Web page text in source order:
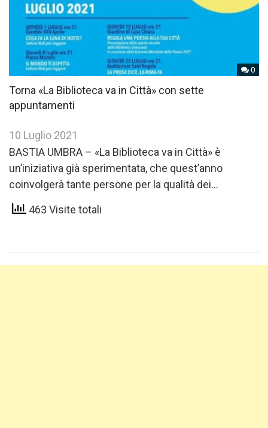
0
Torna «La Biblioteca va in Città» con sette
appuntamenti
10 Luglio 2021
BASTIA UMBRA – «La Biblioteca va in Città» è
un’iniziativa già sperimentata, che quest’anno
coinvolgerà tante persone per la qualità dei
personaggi protagonisti. I 7…
463 Visite totali